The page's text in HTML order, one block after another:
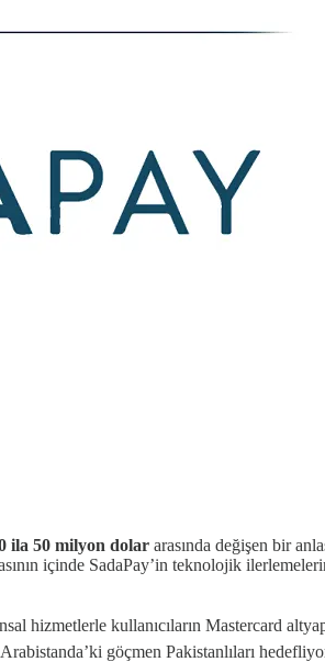
ila 50 milyon dolar arasında değişen bir
içinde SadaPay’in teknolojik
hizmetlerle kullanıcıların Mastercard
göçmen Pakistanlıları